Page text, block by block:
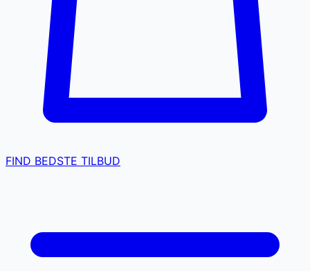
FIND BEDSTE TILBUD